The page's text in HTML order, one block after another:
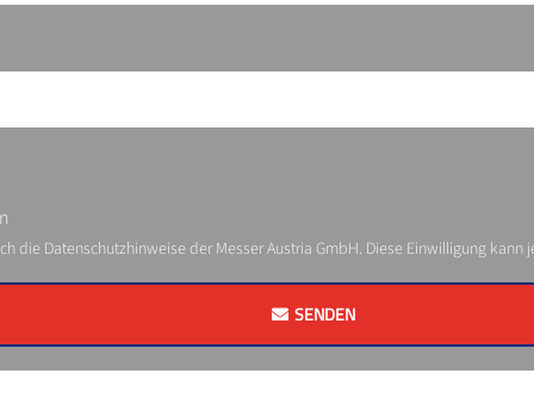
die Datenschutzhinweise der Messer Austria GmbH. Diese Einwilligung
SENDEN